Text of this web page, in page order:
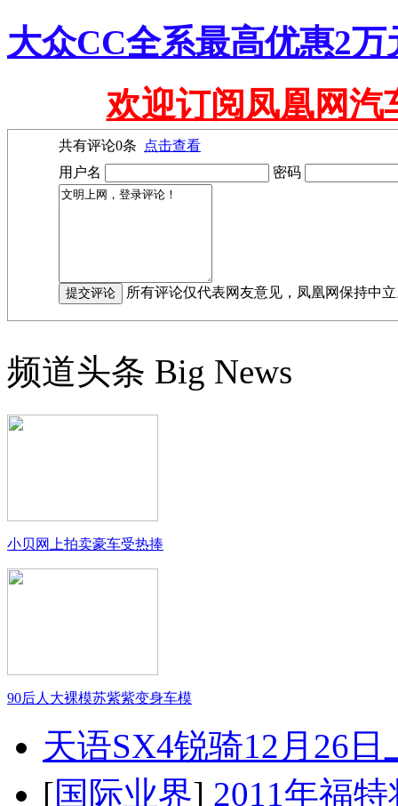
大众CC全系最高优惠2万
欢迎订阅凤凰网汽
共有评论0条
点击查看
用户名
密码
所有评论仅代表网友意见，凤凰网保持中
频道头条 Big News
小贝网上拍卖豪车受热捧
90后人大裸模苏紫紫变身车模
天语SX4锐骑12月26
[国际业界] 2011年福